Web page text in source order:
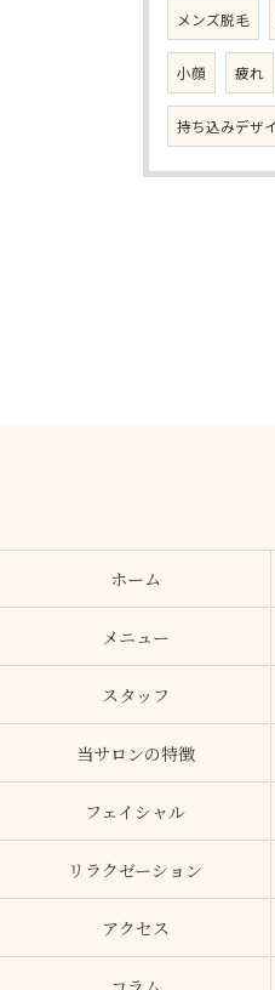
メンズ脱毛
小顔 疲れ
持ち込みデザ
ホーム
メニュー
スタッフ
当サロンの特徴
フェイシャル
リラクゼーション
アクセス